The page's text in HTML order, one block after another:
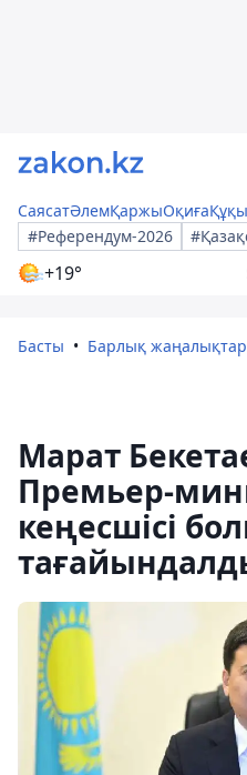
СаясатӘлемҚаржыОқиға
#Референдум-2026
+19°
Басты Барлық жаңалықтар
Марат
Премьер-
кеңесшісі